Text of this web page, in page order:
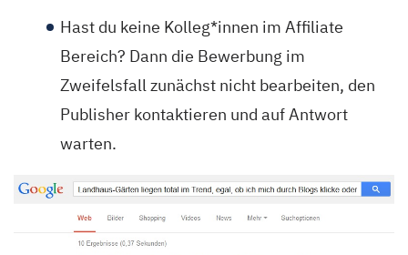
Hast du keine Kolleg*innen im Affiliate
Bereich? Dann die Bewerbung im
Zweifelsfall zunächst nicht bearbeiten, den
Publisher kontaktieren und auf Antwort
warten.